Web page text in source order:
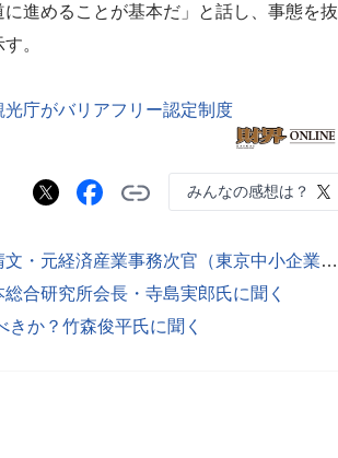
進めることが基本だ」と話し、事態を抜
。
庁がバリアフリー認定制度
みんなの感想は？
日本の成長政策をどう進めるか？ 望月晴文・元経済産業事務次官（東京中小企業投資育成社長）に聞く
合研究所会長・寺島実郎氏に聞く
か？竹森俊平氏に聞く